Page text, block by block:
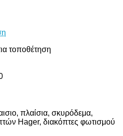
τοποθέτηση
πλαίσια, σκυρόδεμα,
Hager, διακόπτες φωτισμού